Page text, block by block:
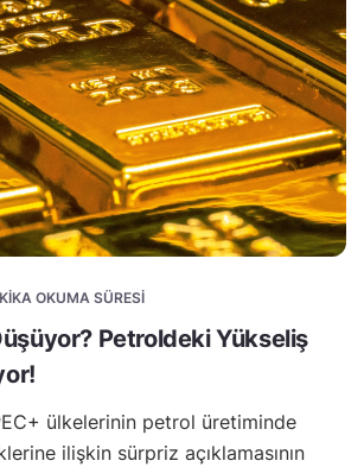
OKUMA SÜRESI
Petroldeki Yükseliş
ülkelerinin petrol üretiminde
ilişkin sürpriz açıklamasının